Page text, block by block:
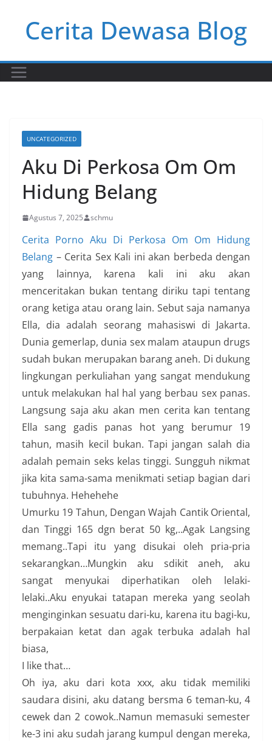
contentCerita Dewasa Blog
UNCATEGORIZED
Aku Di Perkosa Om Om
Hidung Belang
Agustus 7, 2025 schmu
Cerita Porno Aku Di Perkosa Om Om Hidung
Belang – Cerita Sex Kali ini akan berbeda dengan
yang lainnya, karena kali ini aku akan
menceritakan bukan tentang diriku tapi tentang
orang ketiga atau orang lain. Sebut saja namanya
Ella, dia adalah seorang mahasiswi di Jakarta.
Dunia gemerlap, dunia sex malam ataupun drugs
sudah bukan merupakan barang aneh. Di dukung
lingkungan perkuliahan yang sangat mendukung
untuk melakukan hal hal yang berbau sex panas.
Langsung saja aku akan men cerita kan tentang
Ella sang gadis panas hot yang berumur 19
tahun, masih kecil bukan. Tapi jangan salah dia
adalah pemain seks kelas tinggi. Sungguh nikmat
jika kita sama-sama menikmati setiap bagian dari
tubuhnya. Hehehehe
Umurku 19 Tahun, Dengan Wajah Cantik Oriental,
dan Tinggi 165 dgn berat 50 kg,..Agak Langsing
memang..Tapi itu yang disukai oleh pria-pria
sekarangkan…Mungkin aku sdikit aneh, aku
sangat menyukai diperhatikan oleh lelaki-
lelaki..Aku enyukai tatapan mereka yang seolah
menginginkan sesuatu dari-ku, karena itu bagi-ku,
berpakaian ketat dan agak terbuka adalah hal
biasa,
I like that…
Oh iya, aku dari kota xxx, aku tidak memiliki
saudara disini, aku datang bersma 6 teman-ku, 4
cewek dan 2 cowok..Namun memasuki semester
ke-3 ini aku sudah jarang kumpul dengan mereka,